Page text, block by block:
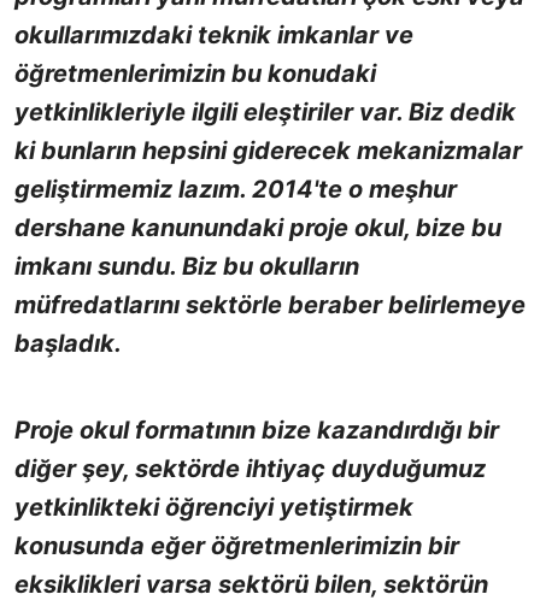
okullarımızdaki teknik imkanlar ve
öğretmenlerimizin bu konudaki
yetkinlikleriyle ilgili eleştiriler var. Biz dedik
ki bunların hepsini giderecek mekanizmalar
geliştirmemiz lazım. 2014'te o meşhur
dershane kanunundaki proje okul, bize bu
imkanı sundu. Biz bu okulların
müfredatlarını sektörle beraber belirlemeye
başladık.
Proje okul formatının bize kazandırdığı bir
diğer şey, sektörde ihtiyaç duyduğumuz
yetkinlikteki öğrenciyi yetiştirmek
konusunda eğer öğretmenlerimizin bir
eksiklikleri varsa sektörü bilen, sektörün